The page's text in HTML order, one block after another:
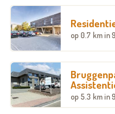
- Lift en
maximale mobiliteit
- 24/7
op maat
- Levendige gemeenschap
contacten en
op 0.7 km in
op 5.3 km in